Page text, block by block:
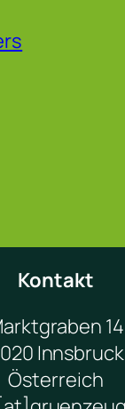
Kontakt
14
Innsbruck
Österreich